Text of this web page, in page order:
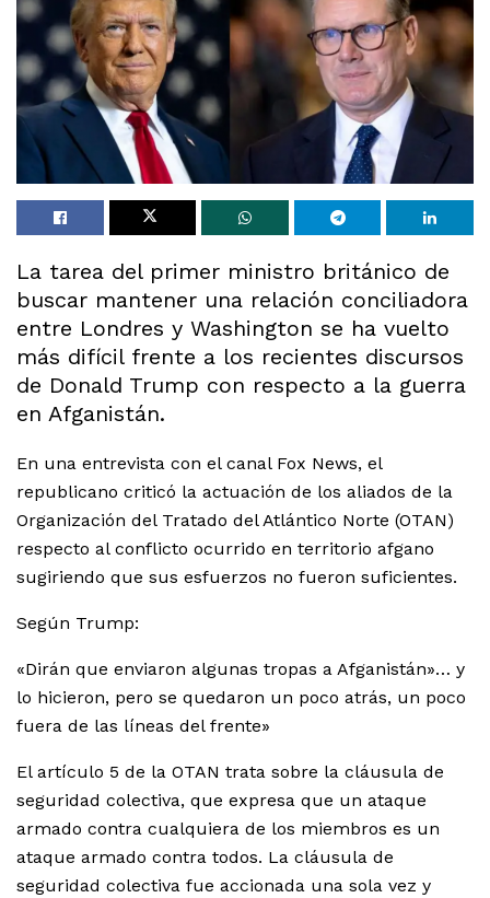
La tarea del primer ministro británico de
buscar mantener una relación conciliadora
entre Londres y Washington se ha vuelto
más difícil frente a los recientes discursos
de Donald Trump con respecto a la guerra
en Afganistán.
En una entrevista con el canal Fox News, el
republicano criticó la actuación de los aliados de la
Organización del Tratado del Atlántico Norte (OTAN)
respecto al conflicto ocurrido en territorio afgano
sugiriendo que sus esfuerzos no fueron suficientes.
Según Trump:
«Dirán que enviaron algunas tropas a Afganistán»… y
lo hicieron, pero se quedaron un poco atrás, un poco
fuera de las líneas del frente»
El artículo 5 de la OTAN trata sobre la cláusula de
seguridad colectiva, que expresa que un ataque
armado contra cualquiera de los miembros es un
ataque armado contra todos. La cláusula de
seguridad colectiva fue accionada una sola vez y